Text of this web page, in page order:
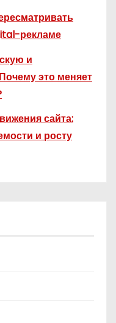
рекламе
и
это меняет
сайта:
и росту